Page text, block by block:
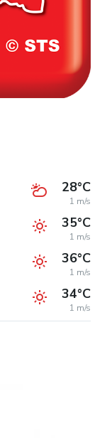
28°C
1 m/s
35°C
1 m/s
36°C
1 m/s
34°C
1 m/s